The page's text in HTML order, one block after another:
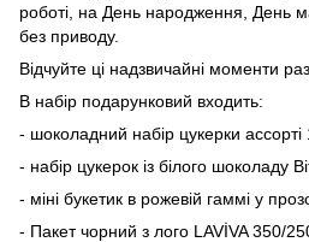
роботі, на День народження, День
без приводу.
Відчуйте ці надзвичайні моменти
В набір подарунковий входить:
- шоколадний набір цукерки
- набір цукерок із білого шоколаду
- міні букетик в рожевій гаммі у
- Пакет чорний з лого LAVİVA 350/